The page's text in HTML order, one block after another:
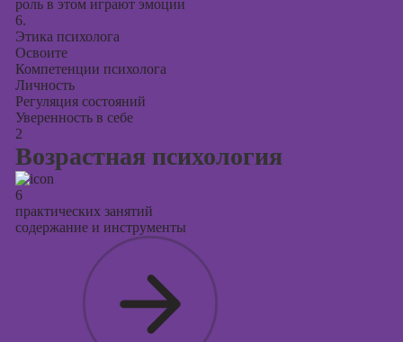
роль в этом играют эмоции
6.
Этика психолога
Освоите
Компетенции психолога
Личность
Регуляция состояний
Уверенность в себе
2
Возрастная психология
6
практических занятий
содержание и инструменты